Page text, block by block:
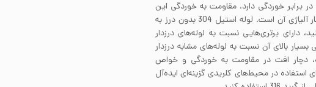
خوبی در برابر خوردگی دارد. مقاومت به خوردگی این
استیل به واسطه محتوای کروم موجود در ساختار آلیاژی آن است. لوله استیل 304 بدون درز به
دارای برتری‌هایی نسبت به لوله‌های درزدار
بالای آن نسبت به لوله‌های مشابه درزدار
دچار افت در مقاومت به خوردگی و خواص
استیل 304 بدون درز برای استفاده در محیط‌های کلریدی گزینه‌ای ایده‌آل